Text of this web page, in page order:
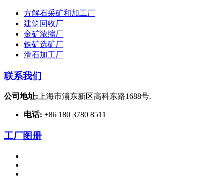
方解石采矿和加工厂
建筑回收厂
金矿浓缩厂
铁矿选矿厂
滑石加工厂
联系我们
公司地址: 上海市浦东新区高科东路1688号.
电话: +86 180 3780 8511
工厂图册